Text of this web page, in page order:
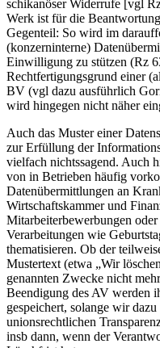
schikanöser Widerrufe [vgl
Werk ist für die
Gegenteil: So wird im
(konzerninterne)
Einwilligung zu stützen (Rz
Rechtfertigungsgrund einer
BV (vgl dazu ausführlich
wird hingegen nicht näher
Auch das Muster einer
zur Erfüllung der
vielfach nichtssagend. Auch
von in Betrieben häufig
Datenübermittlungen an
Wirtschaftskammer und
Mitarbeiterbewerbungen
Verarbeitungen wie
thematisieren. Ob der
Mustertext (etwa „Wir
genannten Zwecke nicht
Beendigung des AV werden
gespeichert, solange wir
unionsrechtlichen
insb dann, wenn der